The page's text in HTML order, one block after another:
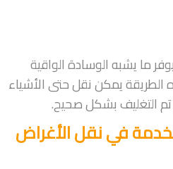
ما يشبه الوسادة الواقية
يمكن نقل حتى الأشياء
تم التغليف بشكل صحيح.
في نقل الأغراض